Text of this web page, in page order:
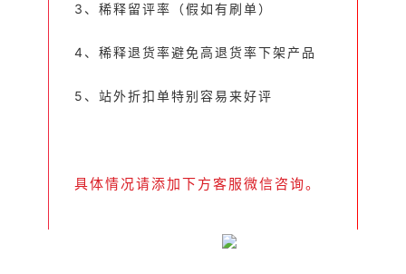
3、稀释留评率（假如有刷单）
4、稀释退货率避免高退货率下架产品
5、站外折扣单特别容易来好评
具体情况请添加下方客服微信咨询。